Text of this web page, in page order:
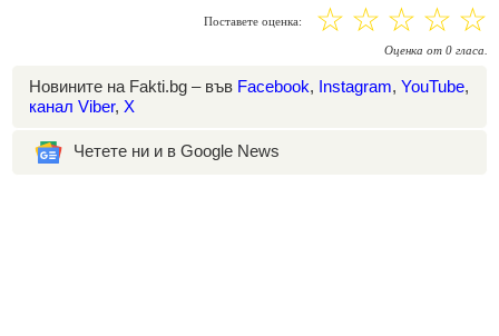
Поставете оценка: ☆
☆
☆
☆
☆
Оценка от 0 гласа.
Новините на Fakti.bg – във Facebook, Instagram, YouTube,
канал Viber, X
Четете ни и в Google News